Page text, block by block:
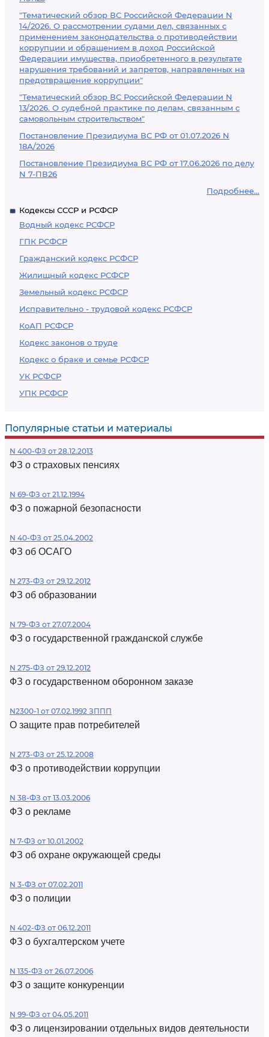
"Тематический обзор ВС Российской Федерации N
14/2026. О рассмотрении судами дел, связанных с
применением законодательства о противодействии
коррупции и обращением в доход Российской
Федерации имущества, приобретенного в результате
нарушения требований и запретов, направленных на
предотвращение коррупции"
"Тематический обзор ВС Российской Федерации N
13/2026. О судебной практике по делам, связанным с
самовольным строительством"
Постановление Президиума ВС РФ от 01.07.2026 N
18А/2026
Постановление Президиума ВС РФ от 17.06.2026 по делу
N 7-ПВ26
Подробнее...
Кодексы СССР и РСФСР
Водный кодекс РСФСР
ГПК РСФСР
Гражданский кодекс РСФСР
Жилищный кодекс РСФСР
Земельный кодекс РСФСР
Исправительно - трудовой кодекс РСФСР
КоАП РСФСР
Кодекс законов о труде
Кодекс о браке и семье РСФСР
УК РСФСР
УПК РСФСР
Популярные статьи и материалы
N 400-ФЗ от 28.12.2013
ФЗ о страховых пенсиях
N 69-ФЗ от 21.12.1994
ФЗ о пожарной безопасности
N 40-ФЗ от 25.04.2002
ФЗ об ОСАГО
N 273-ФЗ от 29.12.2012
ФЗ об образовании
N 79-ФЗ от 27.07.2004
ФЗ о государственной гражданской службе
N 275-ФЗ от 29.12.2012
ФЗ о государственном оборонном заказе
N2300-1 от 07.02.1992 ЗППП
О защите прав потребителей
N 273-ФЗ от 25.12.2008
ФЗ о противодействии коррупции
N 38-ФЗ от 13.03.2006
ФЗ о рекламе
N 7-ФЗ от 10.01.2002
ФЗ об охране окружающей среды
N 3-ФЗ от 07.02.2011
ФЗ о полиции
N 402-ФЗ от 06.12.2011
ФЗ о бухгалтерском учете
N 135-ФЗ от 26.07.2006
ФЗ о защите конкуренции
N 99-ФЗ от 04.05.2011
ФЗ о лицензировании отдельных видов деятельности